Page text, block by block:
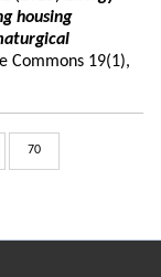
housing
Commons 19(1),
70